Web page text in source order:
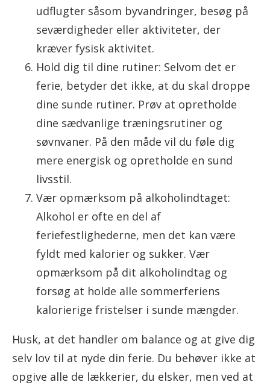
udflugter såsom byvandringer, besøg på
seværdigheder eller aktiviteter, der
kræver fysisk aktivitet.
Hold dig til dine rutiner: Selvom det er
ferie, betyder det ikke, at du skal droppe
dine sunde rutiner. Prøv at opretholde
dine sædvanlige træningsrutiner og
søvnvaner. På den måde vil du føle dig
mere energisk og opretholde en sund
livsstil.
Vær opmærksom på alkoholindtaget:
Alkohol er ofte en del af
feriefestlighederne, men det kan være
fyldt med kalorier og sukker. Vær
opmærksom på dit alkoholindtag og
forsøg at holde alle sommerferiens
kalorierige fristelser i sunde mængder.
Husk, at det handler om balance og at give dig
selv lov til at nyde din ferie. Du behøver ikke at
opgive alle de lækkerier, du elsker, men ved at